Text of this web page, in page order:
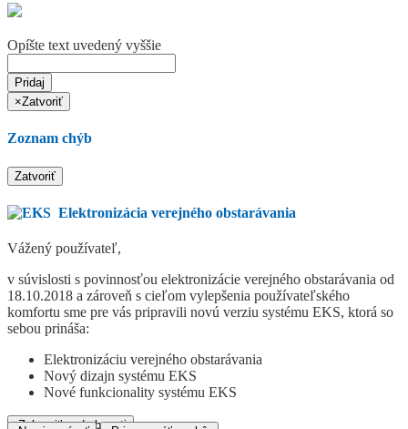
Opíšte text uvedený vyššie
Pridaj
×Zatvoriť
Zoznam chýb
Zatvoriť
Elektronizácia verejného obstarávania
Vážený používateľ,
v súvislosti s povinnosťou elektronizácie verejného obstarávania od
18.10.2018 a zároveň s cieľom vylepšenia používateľského
komfortu sme pre vás pripravili novú verziu systému EKS, ktorá so
sebou prináša:
Elektronizáciu verejného obstarávania
Nový dizajn systému EKS
Nové funkcionality systému EKS
Zobraziť podrobnosti